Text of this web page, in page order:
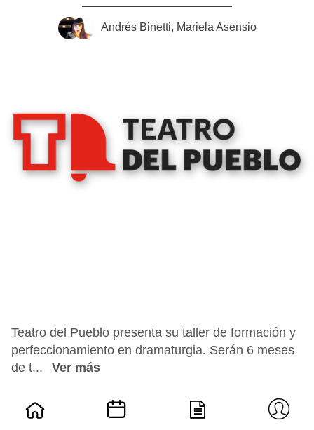
Andrés Binetti, Mariela Asensio
Teatro del Pueblo presenta su taller de formación y
perfeccionamiento en dramaturgia. Serán 6 meses
de t...
Ver más